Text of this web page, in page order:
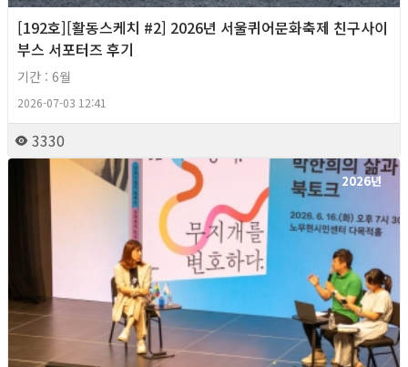
[192호][활동스케치 #2] 2026년 서울퀴어문화축제 친구사이
부스 서포터즈 후기
기간 : 6월
2026-07-03 12:41
3330
2026년